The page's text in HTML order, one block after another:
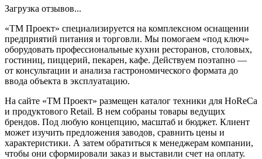
Загрузка отзывов...
«ТМ Проект» специализируется на комплексном оснащении
предприятий питания и торговли. Мы помогаем «под ключ»
оборудовать профессиональные кухни ресторанов, столовых,
гостиниц, пиццерий, пекарен, кафе. Действуем поэтапно —
от консультации и анализа гастрономического формата до
ввода объекта в эксплуатацию.
На сайте «ТМ Проект» размещен каталог техники для HoReCa
и продуктового Retail. В нем собраны товары ведущих
брендов. Под любую концепцию, масштаб и бюджет. Клиент
может изучить предложения заводов, сравнить цены и
характеристики. А затем обратиться к менеджерам компании,
чтобы они сформировали заказ и выставили счет на оплату.